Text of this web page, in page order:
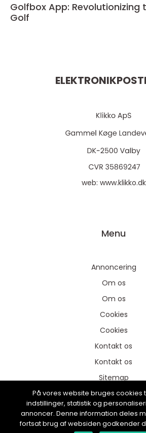
Golfbox App: Revolutionizing
Golf
web: www.klikko.dk
Menu
Annoncering
Om os
Om os
Cookies
Cookies
Kontakt os
Kontakt os
Sitemap
Sitemap
Annoncering
På vores website bruges cookies
indstillinger, statistik og
annoncer. Denne information deles
fortsat brug af websiden godkender